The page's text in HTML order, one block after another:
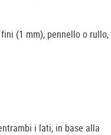
(1 mm), pennello o rullo,
i lati, in base alla